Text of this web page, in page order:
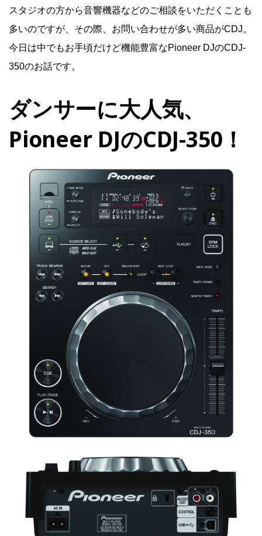
スタジオの方から音響機器などのご相談をいただくことも
多いのですが、その際、お問い合わせが多い商品がCDJ。
今日は中でもお手頃だけど機能豊富なPioneer DJのCDJ-
350のお話です。
ダンサーに大人気、
Pioneer DJのCDJ-350！